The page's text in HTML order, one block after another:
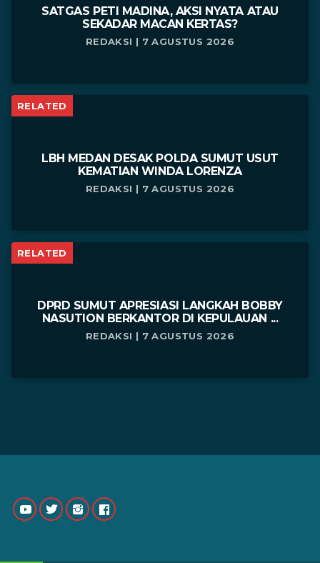
SATGAS PETI MADINA, AKSI NYATA ATAU
SEKADAR MACAN KERTAS?
REDAKSI | 7 AGUSTUS 2026
RELATED
LBH MEDAN DESAK POLDA SUMUT USUT
KEMATIAN WINDA LORENZA
REDAKSI | 7 AGUSTUS 2026
RELATED
DPRD SUMUT APRESIASI LANGKAH BOBBY
NASUTION BERKANTOR DI KEPULAUAN ...
REDAKSI | 7 AGUSTUS 2026